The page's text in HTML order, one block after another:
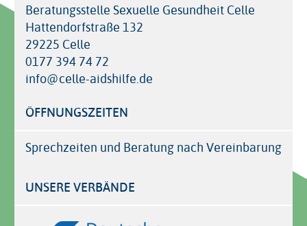
Beratungsstelle Sexuelle Gesundheit Celle
Hattendorfstraße 132
29225 Celle
0177 394 74 72
info@celle-aidshilfe.de
ÖFFNUNGSZEITEN
Sprechzeiten und Beratung nach Vereinbarung
UNSERE VERBÄNDE